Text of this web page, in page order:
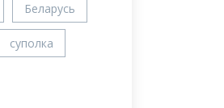
Беларусь
суполка